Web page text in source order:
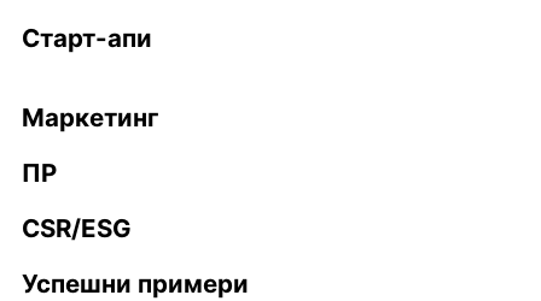
Старт-апи
Маркетинг
ПР
CSR/ESG
Успешни примери